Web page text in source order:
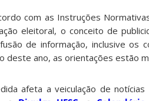
com as Instruções
eleitoral, o conceito de
de informação, inclusive os
deste ano, as orientações estão
afeta a veiculação de